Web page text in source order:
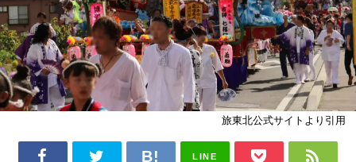
旅東北公式サイトより引用
LINE